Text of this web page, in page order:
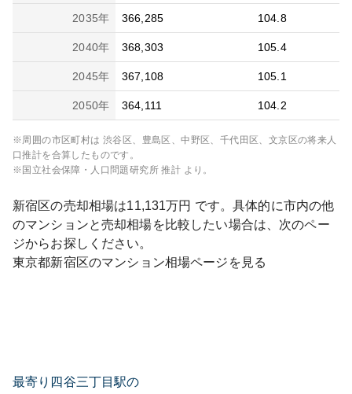
2035年 366,285 104.8
2040年 368,303 105.4
2045年 367,108 105.1
2050年 364,111 104.2
※周囲の市区町村は 渋谷区、豊島区、中野区、千代田区、文京区の将来人
口推計を合算したものです。
※国立社会保障・人口問題研究所 推計 より。
新宿区の売却相場は11,131万円 です。具体的に市内の他
のマンションと売却相場を比較したい場合は、次のペー
ジからお探しください。
東京都新宿区のマンション相場ページを見る
最寄り四谷三丁目駅の